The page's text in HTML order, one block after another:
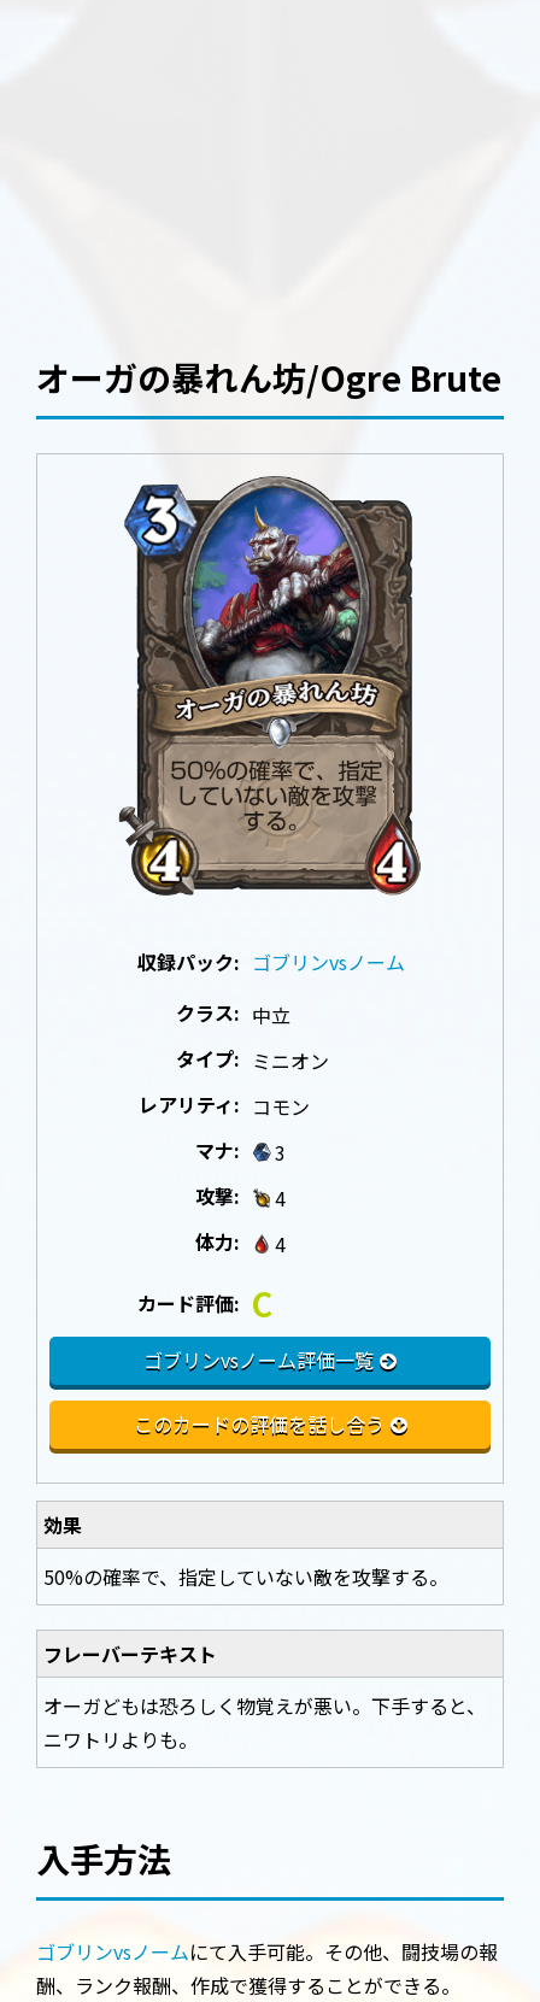
オーガの暴れん坊/Ogre Brute
収録パック: ゴブリンvsノーム
クラス: 中立
タイプ: ミニオン
レアリティ: コモン
マナ:
3
攻撃:
4
体力:
4
カード評価: C
ゴブリンvsノーム評価一覧
このカードの評価を話し合う
効果
50%の確率で、指定していない敵を攻撃する。
フレーバーテキスト
オーガどもは恐ろしく物覚えが悪い。下手すると、
ニワトリよりも。
入手方法
ゴブリンvsノームにて入手可能。その他、闘技場の報
酬、ランク報酬、作成で獲得することができる。